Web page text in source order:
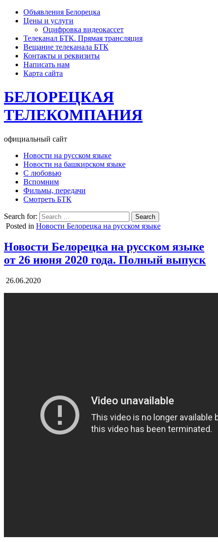
Объявления Белорецка
Цены и услуги
Оцифровка видеокассет
Телеканал БТК. Прямая трансляция
Вещание телеканала БТК
Контакты и реквизиты
Написать нам
Карта сайта
БЕЛОРЕЦКАЯ
ТЕЛЕКОМПАНИЯ
официальный сайт
Новости на русском языке
Новости на башкирском языке
С любовью
Вспомним
Фильмы, передачи
Смотреть БТК
Search for:
Posted in Новости Белорецка на русском языке
Новости Белорецка на русском языке
от 26 июня 2020 года. Полный выпуск
26.06.2020